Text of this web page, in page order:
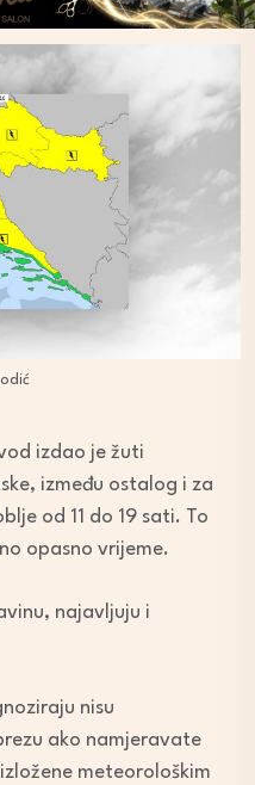
izdao je žuti
između ostalog i za
od 11 do 19 sati. To
opasno vrijeme.
najavljuju i
nisu
ako namjeravate
meteorološkim